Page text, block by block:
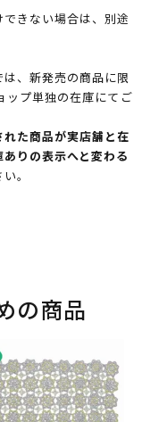
きない場合は、別途
、新発売の商品に限
ップ単独の在庫にてご
た商品が実店舗と在
りの表示へと変わる
。
の商品